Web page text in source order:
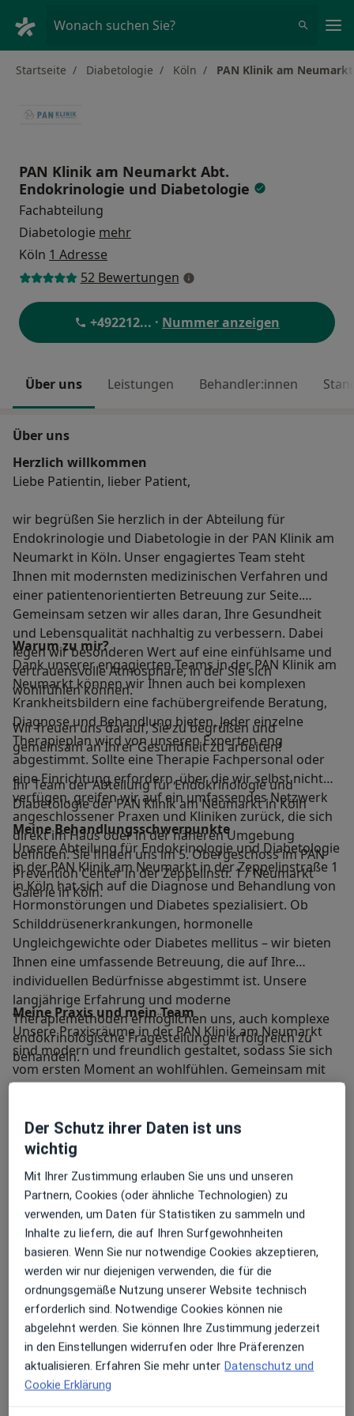
Wonach suchen Sie?
Startseite Diabetologie Köln PAN Klinik am
PAN Klinik am Neumarkt Abt.
Endokrinologie und Diabetologie
Fachabteilung
Diabetologie mehr
Köln 1 Adresse
52 Bewertungen
+492212... · Nummer anzeigen
Über uns Leistungen Behandler:innen
Über uns
Herzlich willkommen
Liebe Patientin, lieber Patient,
wir begrüßen Sie herzlich in der Abteilung für
Endokrinologie und Diabetologie in der PAN Klinik am
Neumarkt in Köln. Unser engagiertes Team steht
Ihnen mit modernsten medizinischen Verfahren und
einer patientenorientierten Betreuung zur Seite.
Gemeinsam setzen wir alles daran, Ihre Gesundheit
und Lebensqualität nachhaltig zu verbessern. Dabei
legen wir besonderen Wert auf eine einfühlsame und
vertrauensvolle Atmosphäre, in der Sie sich
wohlfühlen können.
Wir freuen uns darauf, Sie zu begrüßen und
gemeinsam an Ihrer Gesundheit zu arbeiten!
Ihr Team der Abteilung für Endokrinologie und
Diabetologie der PAN Klinik am Neumarkt in Köln
Warum zu mir?
Dank unserer engagierten Teams in der PAN Klinik am
Neumarkt können wir Ihnen auch bei komplexen
Krankheitsbildern eine fachübergreifende Beratung,
Diagnose und Behandlung bieten. Jeder einzelne
Therapieplan wird von unseren Experten eng
abgestimmt. Sollte eine Therapie Fachpersonal oder
eine Einrichtung erfordern, über die wir selbst nicht
verfügen, greifen wir auf ein umfassendes Netzwerk
angeschlossener Praxen und Kliniken zurück, die sich
direkt im Haus oder in der näheren Umgebung
befinden. Sie finden uns im 5. Obergeschoss im PAN
Prevention Center in der Zeppelinstr. 1 / Neumarkt
Galerie in Köln.
Meine Behandlungs­schwerpunkte
Unsere Abteilung für Endokrinologie und Diabetologie
in der PAN Klinik am Neumarkt in der Zeppelinstraße 1
in Köln hat sich auf die Diagnose und Behandlung von
Hormonstörungen und Diabetes spezialisiert. Ob
Schilddrüsenerkrankungen, hormonelle
Ungleichgewichte oder Diabetes mellitus – wir bieten
Ihnen eine umfassende Betreuung, die auf Ihre
individuellen Bedürfnisse abgestimmt ist. Unsere
langjährige Erfahrung und moderne
Therapiemethoden ermöglichen uns, auch komplexe
endokrinologische Fragestellungen erfolgreich zu
behandeln.
in engem Austausch mit den zahlreichen
Nachbardisziplinen, die hier vertreten sind. Unter
einem Dach arbeiten hier Endokrinologen,
Gynäkologen und Reproduktionsmediziner, Urologen,
Neurochirurgen, Nuklearmediziner, Radiologen,
Humangenetiker, Ernährungsmediziner und
Psychologen eng zusammen.
Meine Praxis und mein Team
Unsere Praxisräume in der PAN Klinik am Neumarkt
sind modern und freundlich gestaltet, sodass Sie sich
vom ersten Moment an wohlfühlen. Gemeinsam mit
meinem hochqualifizierten und empathischen Team
Behandlungsatmosphäre ohne lange Wartezeiten. Wir
sind bestrebt, Ihnen durch eine enge Betreuung und
medizinische Versorgung zu bieten.
Mein weiteres Leistungs­spektrum
Ob Routineuntersuchung, ambulanter oder
stationärer Aufenthalt – dass Sie sich in der PAN Klinik
in Köln gut aufgehoben fühlen, ist uns wichtig. Eine
optimale medizinische Versorgung gewährleisten wir
durch unseren großen Stamm erfahrener Fachärzte
und Fachärztinnen, die sich als kooperierende Ärzte
unter unserem Dach zusammengefunden haben. In
der Abteilung für Endokrinologie und Diabetologie
bieten wir Ihnen ein breites Spektrum an
diagnostischen und therapeutischen Leistungen,
Sonstige Informationen über mich
Der Schutz ihrer Daten ist uns
wichtig
Mit Ihrer Zustimmung erlauben Sie uns und unseren
Partnern, Cookies (oder ähnliche Technologien) zu
verwenden, um Daten für Statistiken zu sammeln und
Inhalte zu liefern, die auf Ihren Surfgewohnheiten
basieren. Wenn Sie nur notwendige Cookies akzeptieren,
werden wir nur diejenigen verwenden, die für die
ordnungsgemäße Nutzung unserer Website technisch
erforderlich sind. Notwendige Cookies können nie
abgelehnt werden. Sie können Ihre Zustimmung jederzeit
in den Einstellungen widerrufen oder Ihre Präferenzen
aktualisieren. Erfahren Sie mehr unter Datenschutz und
Cookie Erklärung